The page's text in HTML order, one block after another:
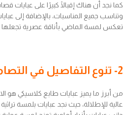
كما نجد أن هناك إقبالًا كبيرًا على عبايات
وتناسب جميع المناسبات، بالإضافة إلى
تعكس لمسة الماضي بأناقة عصرية تجعلها
2- تنوع التفاصيل في التصاميم
من أبرز ما يميز عبايات طابع كلاسيكي هو
عالية للإطلالة، حيث نجد عبايات بلمسة